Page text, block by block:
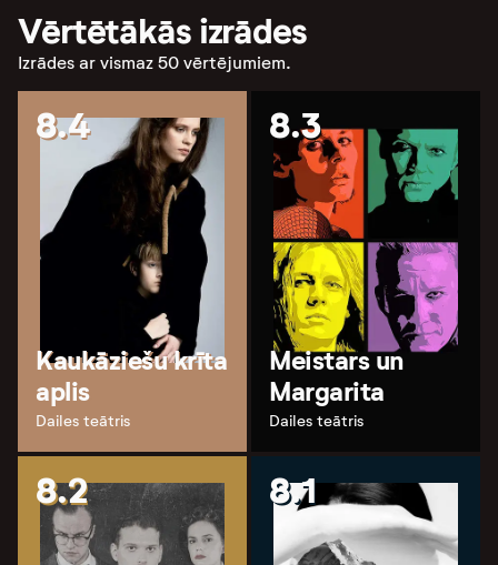
Vērtētākās izrādes
Izrādes ar vismaz 50 vērtējumiem.
8.4
Kaukāziešu krīta
aplis
Dailes teātris
8.3
Meistars un
Margarita
Dailes teātris
8.2 8.1